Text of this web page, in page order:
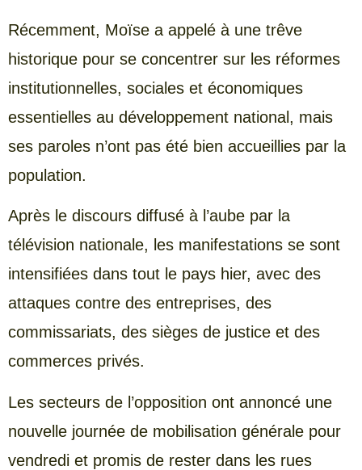
Récemment, Moïse a appelé à une trêve
historique pour se concentrer sur les réformes
institutionnelles, sociales et économiques
essentielles au développement national, mais
ses paroles n’ont pas été bien accueillies par la
population.
Après le discours diffusé à l’aube par la
télévision nationale, les manifestations se sont
intensifiées dans tout le pays hier, avec des
attaques contre des entreprises, des
commissariats, des sièges de justice et des
commerces privés.
Les secteurs de l’opposition ont annoncé une
nouvelle journée de mobilisation générale pour
vendredi et promis de rester dans les rues